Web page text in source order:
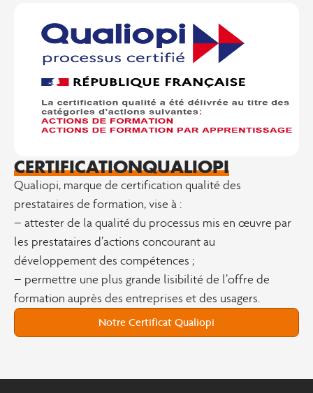
CERTIFICATIONQUALIOPI
Qualiopi, marque de certification qualité des
prestataires de formation, vise à :
– attester de la qualité du processus mis en œuvre par
les prestataires d’actions concourant au
développement des compétences ;
– permettre une plus grande lisibilité de l’offre de
formation auprès des entreprises et des usagers.
Notre Certificat Qualiopi